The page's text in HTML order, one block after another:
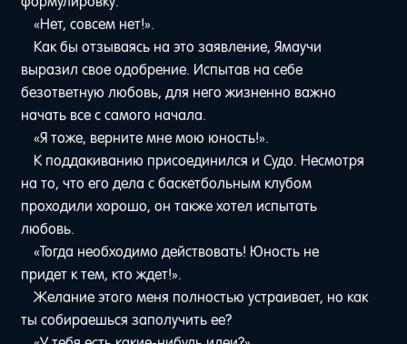
«Нет, совсем нет!».
Как бы отзываясь на это заявление, Ямаучи
выразил свое одобрение. Испытав на себе
безответную любовь, для него жизненно важно
начать все с самого начала.
«Я тоже, верните мне мою юность!».
К поддакиванию присоединился и Судо. Несмотря
на то, что его дела с баскетбольным клубом
проходили хорошо, он также хотел испытать
любовь.
«Тогда необходимо действовать! Юность не
придет к тем, кто ждет!».
Желание этого меня полностью устраивает, но как
ты собираешься заполучить ее?